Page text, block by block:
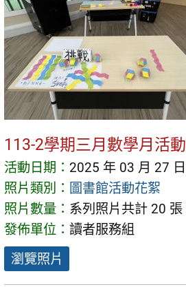
113-2學期三月數學月活動
活動日期： 2025 年 03 月 27 日
照片類別： 圖書館活動花絮
照片數量： 系列照片共計 20 張
發佈單位： 讀者服務組
瀏覽照片